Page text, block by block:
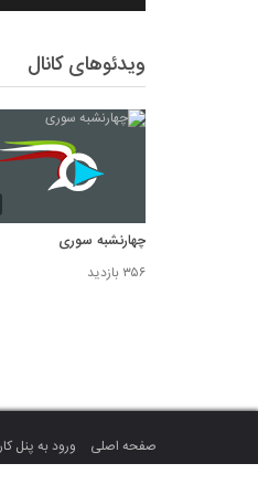
ویدئوهای کانال
چهارنشبه سوری
۳۵۶ بازدید
صفحه اصلی ورود به پنل